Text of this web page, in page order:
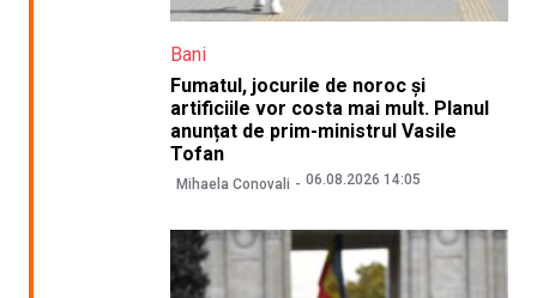
Bani
Fumatul, jocurile de noroc și
artificiile vor costa mai mult. Planul
anunțat de prim-ministrul Vasile
Tofan
Mihaela Conovali 06.08.2026 14:05